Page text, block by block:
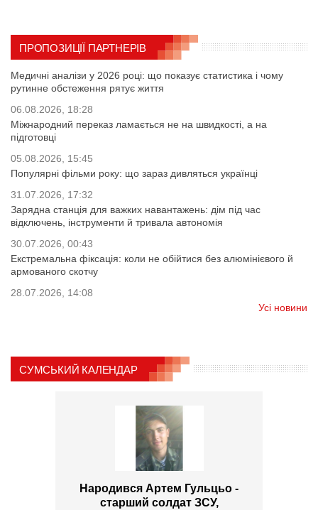
ПРОПОЗИЦІЇ ПАРТНЕРІВ
Медичні аналізи у 2026 році: що показує статистика і чому
рутинне обстеження рятує життя
06.08.2026, 18:28
Міжнародний переказ ламається не на швидкості, а на
підготовці
05.08.2026, 15:45
Популярні фільми року: що зараз дивляться українці
31.07.2026, 17:32
Зарядна станція для важких навантажень: дім під час
відключень, інструменти й тривала автономія
30.07.2026, 00:43
Екстремальна фіксація: коли не обійтися без алюмінієвого й
армованого скотчу
28.07.2026, 14:08
Усі новини
СУМСЬКИЙ КАЛЕНДАР
Народився Артем Гульцьо -
старший солдат ЗСУ,